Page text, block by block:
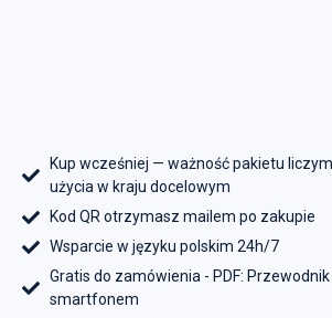
Kup wcześniej — ważność pakietu
użycia w kraju docelowym
Kod QR otrzymasz mailem po zakupie
Wsparcie w języku polskim 24h/7
Gratis do zamówienia - PDF:
smartfonem